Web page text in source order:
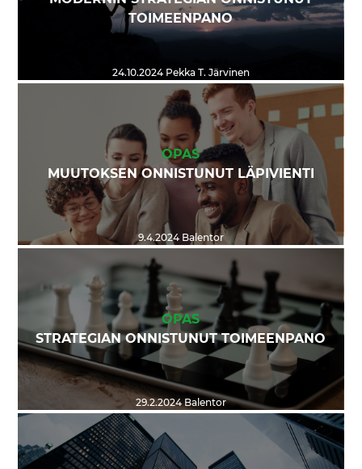
TOIMEENPANO
24.10.2024Pekka T. Järvinen
OPAS
MUUTOKSEN ONNISTUNUT LÄPIVIENTI
9.4.2024Balentor
OPAS
STRATEGIAN ONNISTUNUT TOIMEENPANO
29.2.2024Balentor